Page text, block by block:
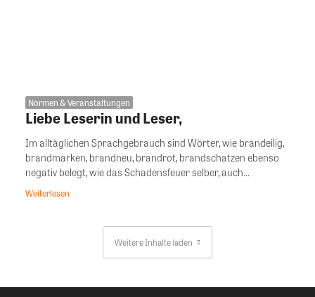
Normen & Veranstaltungen
Liebe Leserin und Leser,
Im alltäglichen Sprachgebrauch sind Wörter, wie brandeilig,
brandmarken, brandneu, brandrot, brandschatzen ebenso
negativ belegt, wie das Schadensfeuer selber, auch...
Weiterlesen
Weitere Inhalte laden